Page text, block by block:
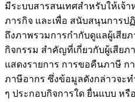
มีระบบสารสนเทศสําหรับให้เจ้
ภารกิจ และเพื่อ สนับสนุนการป
ถึงภาพรวมการกํากับดูแลผู้เสีย
กิจกรรม สําคัญที่เกี่ยวกับผู้เสียภ
แสดงรายการ การขอคืนภาษี ก
ภาษีอากร ซึ่งข้อมูลดังกล่าวจะ
ๆ ประกอบกิจการใด ยื่นแบบ หรื